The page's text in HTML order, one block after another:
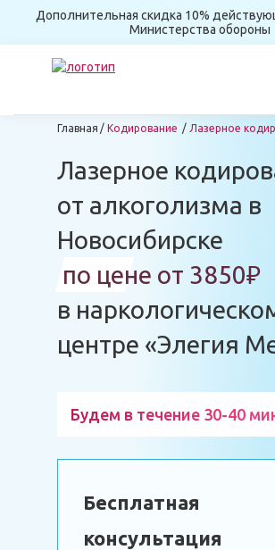
Дополнительная скидка 10%
Министерства обороны
Главная Кодирование Лазерное
Лазерное
от алкоголизма в
Новосибирске
по цене от 3850₽
в
центре «Элегия
Будем в течение 30-40
Бесплатная
консультация